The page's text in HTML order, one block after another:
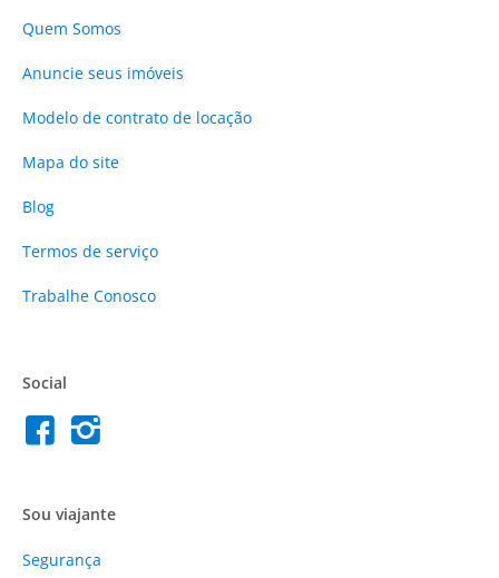
Quem Somos
Anuncie seus imóveis
Modelo de contrato de locação
Mapa do site
Blog
Termos de serviço
Trabalhe Conosco
Social
Sou viajante
Segurança